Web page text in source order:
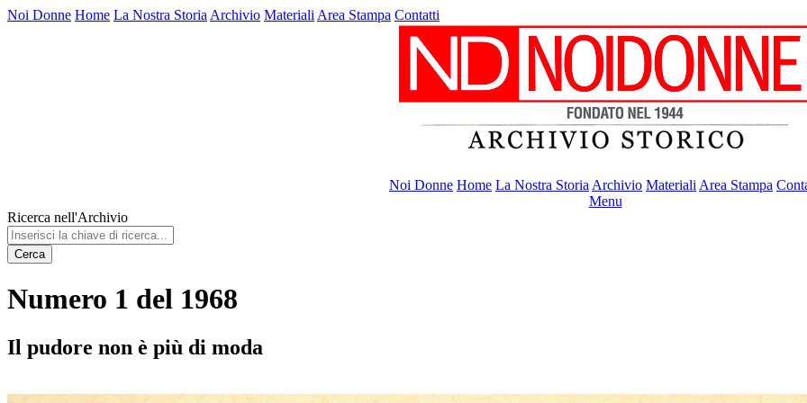
Noi Donne Home La Nostra Storia Archivio Materiali Area Stampa Contatti
Noi Donne Home La Nostra Storia Archivio Materiali Area Stampa
Menu
Ricerca nell'Archivio
Cerca
Numero 1 del 1968
Il pudore non è più di moda